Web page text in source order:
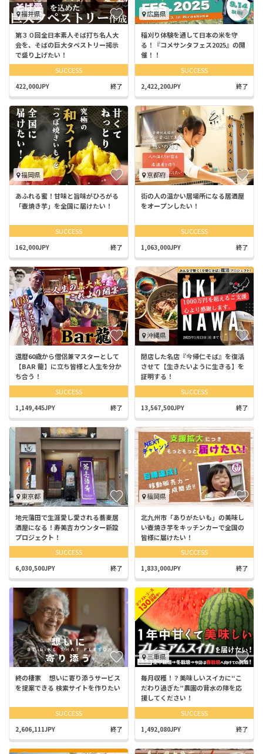
福井県
第３０回全日本素人そば打ち名人大
会を、そばの巨大タペストリー掲示
で盛り上げたい！
SUCCESS
422,000JPY 終了
広島県
稲刈り体験を通して日本の米を守
る！『コメサンタフェス2025』の開
催！！
SUCCESS
2,422,200JPY 終了
福岡県
あふれる蜜！甘味と旨味がひろがる
「壺焼き芋」を全国に届けたい！
SUCCESS
162,000JPY 終了
京都府
街の人の温かい居場所になる居酒屋
をオープンしたい！
SUCCESS
1,063,000JPY 終了
還暦60歳から僧侶兼マスターとして
【BAR 龍】に立ち皆様と人生を分か
ち合う！
SUCCESS
1,149,445JPY 終了
沖縄県
閉店した名店『今帰仁そば』を復活
させて【生きたいように生きる】を
証明する！
SUCCESS
13,567,500JPY 終了
東京都
地元蒲田で生涯愛し愛される蕎麦居
酒屋になる！寿美吉カウンター新設
プロジェクト！
SUCCESS
6,030,500JPY 終了
福岡県
北九州市「ありがたいも」の美味し
い壺焼き芋をキッチンカーで全国の
皆様に届けたい！
SUCCESS
1,833,000JPY 終了
終の棲家 想いに寄り添うサービス
を提案できる 検索サイトを作りたい
SUCCESS
2,606,111JPY 終了
三重県
毎月収穫！？美味しいスイカに“こ
だわり過ぎた”農園の背水の陣を応
援してください！
SUCCESS
1,492,080JPY 終了